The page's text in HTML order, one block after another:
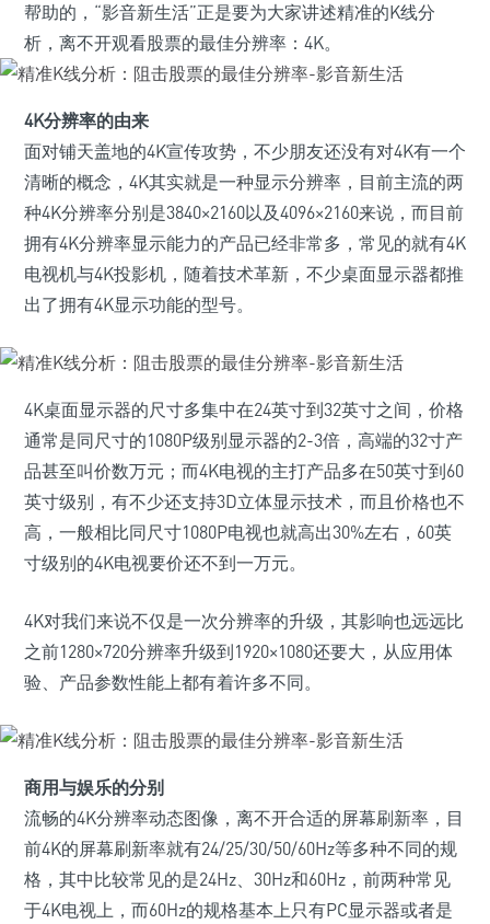
帮助的，“影音新生活”正是要为大家讲述精准的K线分
析，离不开观看股票的最佳分辨率：4K。
4K分辨率的由来
面对铺天盖地的4K宣传攻势，不少朋友还没有对4K有一个
清晰的概念，4K其实就是一种显示分辨率，目前主流的两
种4K分辨率分别是3840×2160以及4096×2160来说，而目前
拥有4K分辨率显示能力的产品已经非常多，常见的就有4K
电视机与4K投影机，随着技术革新，不少桌面显示器都推
出了拥有4K显示功能的型号。
4K桌面显示器的尺寸多集中在24英寸到32英寸之间，价格
通常是同尺寸的1080P级别显示器的2-3倍，高端的32寸产
品甚至叫价数万元；而4K电视的主打产品多在50英寸到60
英寸级别，有不少还支持3D立体显示技术，而且价格也不
高，一般相比同尺寸1080P电视也就高出30%左右，60英
寸级别的4K电视要价还不到一万元。
4K对我们来说不仅是一次分辨率的升级，其影响也远远比
之前1280×720分辨率升级到1920×1080还要大，从应用体
验、产品参数性能上都有着许多不同。
商用与娱乐的分别
流畅的4K分辨率动态图像，离不开合适的屏幕刷新率，目
前4K的屏幕刷新率就有24/25/30/50/60Hz等多种不同的规
格，其中比较常见的是24Hz、30Hz和60Hz，前两种常见
于4K电视上，而60Hz的规格基本上只有PC显示器或者是